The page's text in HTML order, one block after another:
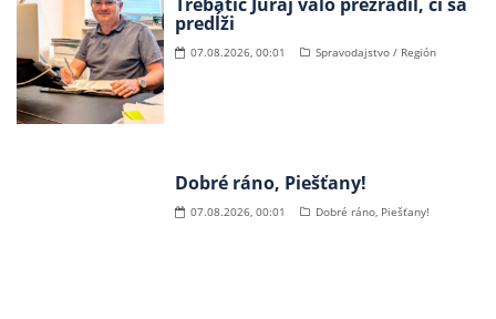
predĺži
07.08.2026, 00:01 Spravodajstvo / Región
Dobré ráno, Piešťany!
07.08.2026, 00:01 Dobré ráno, Piešťany!